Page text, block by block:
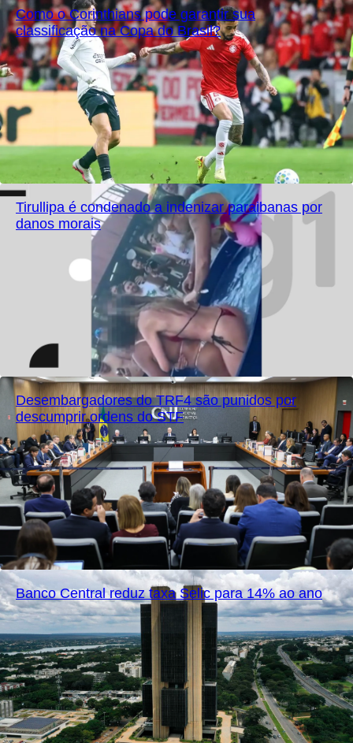
Como o Corinthians pode garantir sua
classificação na Copa do Brasil?
Tirullipa é condenado a indenizar paraibanas por
danos morais
Desembargadores do TRF4 são punidos por
descumprir ordens do STF
Banco Central reduz taxa Selic para 14% ao ano